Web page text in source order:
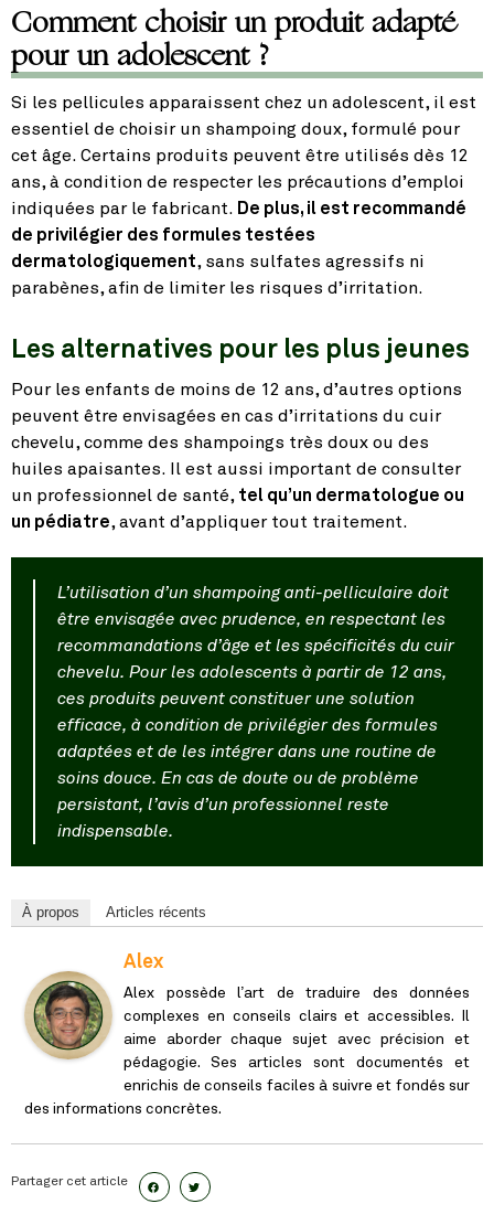
Comment choisir un produit adapté
pour un adolescent ?
Si les pellicules apparaissent chez un adolescent, il est
essentiel de choisir un shampoing doux, formulé pour
cet âge. Certains produits peuvent être utilisés dès 12
ans, à condition de respecter les précautions d’emploi
indiquées par le fabricant. De plus, il est recommandé
de privilégier des formules testées
dermatologiquement, sans sulfates agressifs ni
parabènes, afin de limiter les risques d’irritation.
Les alternatives pour les plus jeunes
Pour les enfants de moins de 12 ans, d’autres options
peuvent être envisagées en cas d’irritations du cuir
chevelu, comme des shampoings très doux ou des
huiles apaisantes. Il est aussi important de consulter
un professionnel de santé, tel qu’un dermatologue ou
un pédiatre, avant d’appliquer tout traitement.
L’utilisation d’un shampoing anti-pelliculaire doit
être envisagée avec prudence, en respectant les
recommandations d’âge et les spécificités du cuir
chevelu. Pour les adolescents à partir de 12 ans,
ces produits peuvent constituer une solution
efficace, à condition de privilégier des formules
adaptées et de les intégrer dans une routine de
soins douce. En cas de doute ou de problème
persistant, l’avis d’un professionnel reste
indispensable.
À propos Articles récents
Alex
Alex possède l’art de traduire des données
complexes en conseils clairs et accessibles. Il
aime aborder chaque sujet avec précision et
pédagogie. Ses articles sont documentés et
enrichis de conseils faciles à suivre et fondés sur
des informations concrètes.
Partager cet article